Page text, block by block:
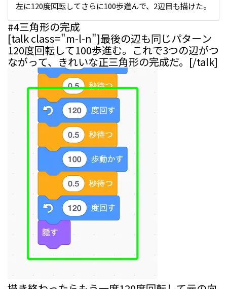
左に120度回転してさらに100歩進んで、2辺目も描けた。
#4三角形の完成
[talk class="m-l-n"]最後の辺も同じパターン
――120度回転して100歩進む。これで3つの辺がつ
ながって、きれいな正三角形の完成だ。[/talk]